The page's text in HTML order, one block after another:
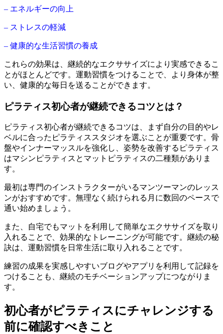
– エネルギーの向上
– ストレスの軽減
– 健康的な生活習慣の養成
これらの効果は、継続的なエクササイズにより実感できるこ
とがほとんどです。運動習慣をつけることで、より身体が整
い、健康的な毎日を送ることができます。
ピラティス初心者が継続できるコツとは？
ピラティス初心者が継続できるコツは、まず自分の目的やレ
ベルに合ったピラティススタジオを選ぶことが重要です。骨
盤やインナーマッスルを強化し、姿勢を改善するピラティス
はマシンピラティスとマットピラティスの二種類がありま
す。
最初は専門のインストラクターがいるマンツーマンのレッス
ンがおすすめです。無理なく続けられる月に数回のペースで
通い始めましょう。
また、自宅でもマットを利用して簡単なエクササイズを取り
入れることで、効果的なトレーニングが可能です。継続の秘
訣は、運動習慣を日常生活に取り入れることです。
練習の成果を実感しやすいブログやアプリを利用して記録を
つけることも、継続のモチベーションアップにつながりま
す。
初心者がピラティスにチャレンジする
前に確認すべきこと